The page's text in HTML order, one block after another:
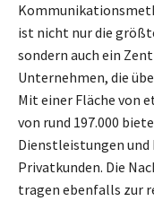
ist nicht nur die
sondern auch ein
Unternehmen, die
Mit einer Fläche von
von rund 197.000
Dienstleistungen und
Privatkunden. Die
tragen ebenfalls zur